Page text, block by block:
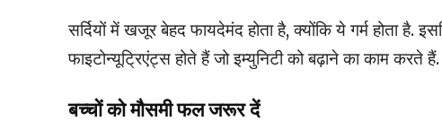
सर्दियों में खजूर बेहद फायदेमंद होता है, क्योंकि ये गर्म होता
फाइटोन्यूट्रिएंट्स होते हैं जो इम्युनिटी को बढ़ाने का काम करते हैं.
बच्चों को मौसमी फल जरूर दें